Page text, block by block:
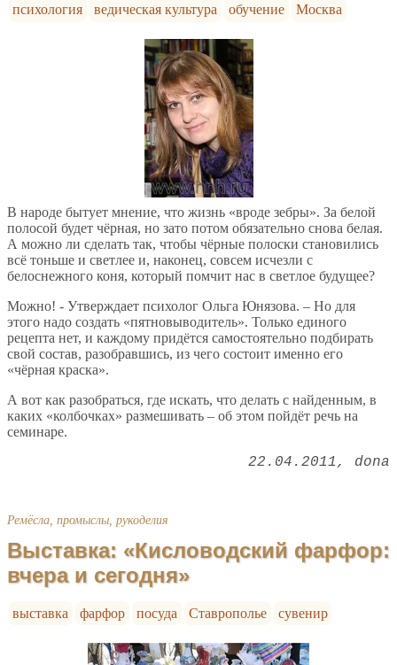
психология ведическая культура обучение Москва
В народе бытует мнение, что жизнь «вроде зебры». За белой
полосой будет чёрная, но зато потом обязательно снова белая.
А можно ли сделать так, чтобы чёрные полоски становились
всё тоньше и светлее и, наконец, совсем исчезли с
белоснежного коня, который помчит нас в светлое будущее?
Можно! - Утверждает психолог Ольга Юнязова. – Но для
этого надо создать «пятновыводитель». Только единого
рецепта нет, и каждому придётся самостоятельно подбирать
свой состав, разобравшись, из чего состоит именно его
«чёрная краска».
А вот как разобраться, где искать, что делать с найденным, в
каких «колбочках» размешивать – об этом пойдёт речь на
семинаре.
22.04.2011 dona
Ремёсла, промыслы, рукоделия
Выставка: «Кисловодский фарфор:
вчера и сегодня»
выставка фарфор посуда Ставрополье сувенир